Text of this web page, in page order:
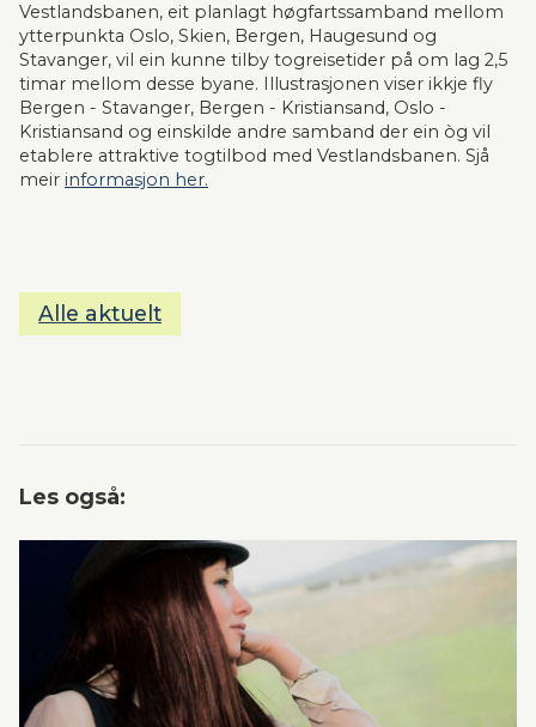
Vestlandsbanen, eit planlagt høgfartssamband mellom
ytterpunkta Oslo, Skien, Bergen, Haugesund og
Stavanger, vil ein kunne tilby togreisetider på om lag 2,5
timar mellom desse byane. Illustrasjonen viser ikkje fly
Bergen - Stavanger, Bergen - Kristiansand, Oslo -
Kristiansand og einskilde andre samband der ein òg vil
etablere attraktive togtilbod med Vestlandsbanen. Sjå
meir informasjon her.
Alle aktuelt
Les også: